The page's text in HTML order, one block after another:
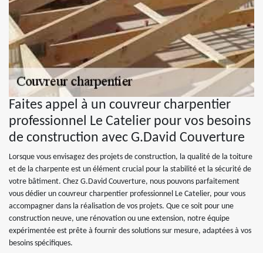
Faites appel à un couvreur charpentier
professionnel Le Catelier pour vos besoins
de construction avec G.David Couverture
Lorsque vous envisagez des projets de construction, la qualité de la toiture
et de la charpente est un élément crucial pour la stabilité et la sécurité de
votre bâtiment. Chez G.David Couverture, nous pouvons parfaitement
vous dédier un couvreur charpentier professionnel Le Catelier, pour vous
accompagner dans la réalisation de vos projets. Que ce soit pour une
construction neuve, une rénovation ou une extension, notre équipe
expérimentée est prête à fournir des solutions sur mesure, adaptées à vos
besoins spécifiques.